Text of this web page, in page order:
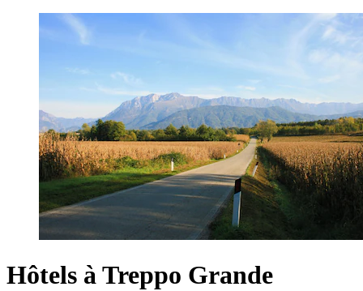
Hôtels à Treppo Grande